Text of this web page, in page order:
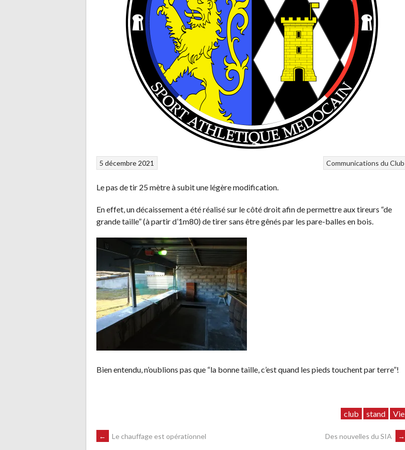
Communications du Club
5 décembre 2021
Le pas de tir 25 mètre à subit une légère modification.
En effet, un décaissement a été réalisé sur le côté droit afin de permettre aux tireurs “de
grande taille” (à partir d’1m80) de tirer sans être gênés par les pare-balles en bois.
Bien entendu, n’oublions pas que “la bonne taille, c’est quand les pieds touchent par terre”!
club stand Vie
NAVIGATION
← Le chauffage est opérationnel Des nouvelles du SIA →